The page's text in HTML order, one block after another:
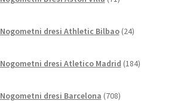
izdelkov
Nogometni dresi Athletic Bilbao 24izdelkov
Nogometni dresi Atletico Madrid 184izdelkov
Nogometni dresi Barcelona 708izdelkov